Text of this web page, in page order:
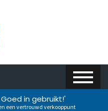
in gebruikt!'
een vertrouwd verkooppunt